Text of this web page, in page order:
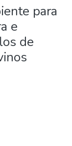
para
e
de